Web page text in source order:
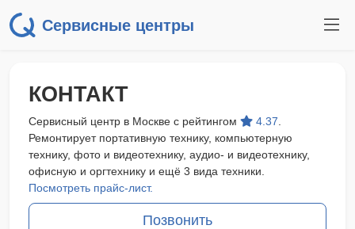
Сервисные центры
КОНТАКТ
Сервисный центр в Москве с рейтингом 4.37
Ремонтирует портативную технику, компьютерную
технику, фото и видеотехнику, аудио- и видеотехнику,
офисную и оргтехнику и ещё 3 вида техники.
Посмотреть прайс-лист.
Позвонить